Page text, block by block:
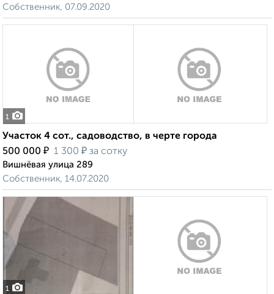
Собственник, 07.09.2020
1
Участок 4 сот., садоводство, в черте города
500 000 ₽ 1 300 ₽ за сотку
Вишнёвая улица 289
Собственник, 14.07.2020
1